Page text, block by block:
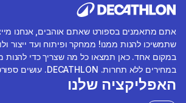
אתם מתאמנים בספורט שאתם אוהבים, אנחנו
שתמשיכו להנות ממנו! ממחקר ופיתוח ועד ייצור
במקום אחד. כאן תמצאו כל מה שצריך כדי להנות
במחירים ללא תחרות. DECATHLON. עושים ספורט יחד!
האפליקציה שלנו